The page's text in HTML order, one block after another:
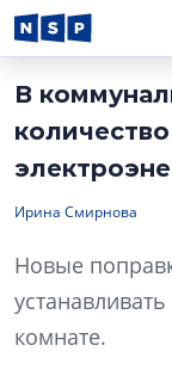
В
Ирина Смирнова
Новые
комнате.